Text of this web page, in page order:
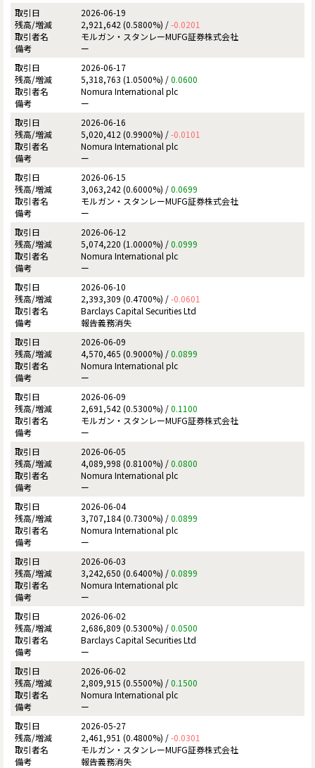
2026-06-19
2,921,642 (0.5800%) /-0.0201
モルガン・スタンレーMUFG証券株式会社
ー
2026-06-17
5,318,763 (1.0500%) /0.0600
Nomura International plc
ー
2026-06-16
5,020,412 (0.9900%) /-0.0101
Nomura International plc
ー
2026-06-15
3,063,242 (0.6000%) /0.0699
モルガン・スタンレーMUFG証券株式会社
ー
2026-06-12
5,074,220 (1.0000%) /0.0999
Nomura International plc
ー
2026-06-10
2,393,309 (0.4700%) /-0.0601
Barclays Capital Securities Ltd
報告義務消失
2026-06-09
4,570,465 (0.9000%) /0.0899
Nomura International plc
ー
2026-06-09
2,691,542 (0.5300%) /0.1100
モルガン・スタンレーMUFG証券株式会社
ー
2026-06-05
4,089,998 (0.8100%) /0.0800
Nomura International plc
ー
2026-06-04
3,707,184 (0.7300%) /0.0899
Nomura International plc
ー
2026-06-03
3,242,650 (0.6400%) /0.0899
Nomura International plc
ー
2026-06-02
2,686,809 (0.5300%) /0.0500
Barclays Capital Securities Ltd
ー
2026-06-02
2,809,915 (0.5500%) /0.1500
Nomura International plc
ー
2026-05-27
2,461,951 (0.4800%) /-0.0301
モルガン・スタンレーMUFG証券株式会社
報告義務消失